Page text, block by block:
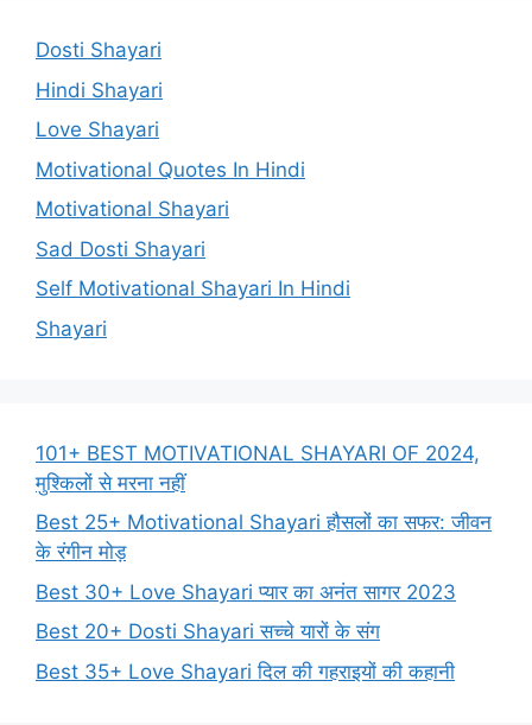
Dosti Shayari
Hindi Shayari
Love Shayari
Motivational Quotes In Hindi
Motivational Shayari
Sad Dosti Shayari
Self Motivational Shayari In Hindi
Shayari
101+ BEST MOTIVATIONAL SHAYARI OF 2024,
मुश्किलों से मरना नहीं
Best 25+ Motivational Shayari हौसलों का सफर: जीवन
के रंगीन मोड़
Best 30+ Love Shayari प्यार का अनंत सागर 2023
Best 20+ Dosti Shayari सच्चे यारों के संग
Best 35+ Love Shayari दिल की गहराइयों की कहानी